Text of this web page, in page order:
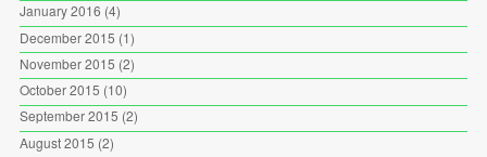
January 2016 (4)
December 2015 (1)
November 2015 (2)
October 2015 (10)
September 2015 (2)
August 2015 (2)